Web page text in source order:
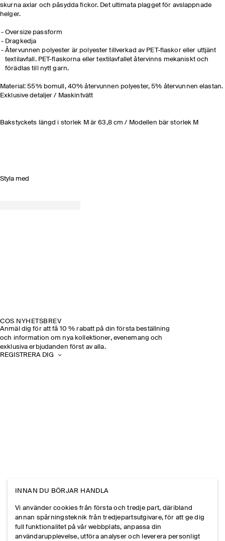
skurna axlar och påsydda fickor. Det ultimata plagget för avslappnade
helger.
Oversize passform
Dragkedja
Återvunnen polyester är polyester tillverkad av PET-flaskor eller uttjänt
textilavfall. PET-flaskorna eller textilavfallet återvinns mekaniskt och
förädlas till nytt garn.
Material: 55% bomull, 40% återvunnen polyester, 5% återvunnen elastan.
Exklusive detaljer / Maskintvätt
Bakstyckets längd i storlek M är 63,8 cm / Modellen bär storlek M
Styla med
COS NYHETSBREV
Anmäl dig för att få 10 % rabatt på din första beställning
och information om nya kollektioner, evenemang och
exklusiva erbjudanden först av alla.
REGISTRERA DIG
INNAN DU BÖRJAR HANDLA
Vi använder cookies från första och tredje part, däribland
annan spårningsteknik från tredjepartsutgivare, för att ge dig
full funktionalitet på vår webbplats, anpassa din
användarupplevelse, utföra analyser och leverera personligt